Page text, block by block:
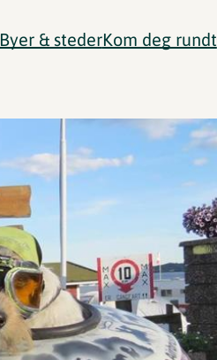
Byer & stederKom deg rundt